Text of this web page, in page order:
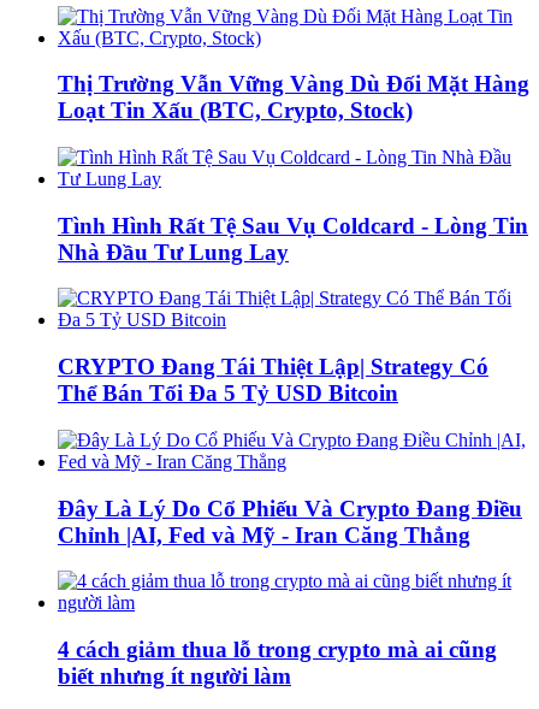
Thị Trường Vẫn Vững Vàng Dù Đối Mặt Hàng
Loạt Tin Xấu (BTC, Crypto, Stock)
Tình Hình Rất Tệ Sau Vụ Coldcard - Lòng Tin
Nhà Đầu Tư Lung Lay
CRYPTO Đang Tái Thiệt Lập| Strategy Có
Thể Bán Tối Đa 5 Tỷ USD Bitcoin
Đây Là Lý Do Cổ Phiếu Và Crypto Đang Điều
Chỉnh |AI, Fed và Mỹ - Iran Căng Thẳng
4 cách giảm thua lỗ trong crypto mà ai cũng
biết nhưng ít người làm